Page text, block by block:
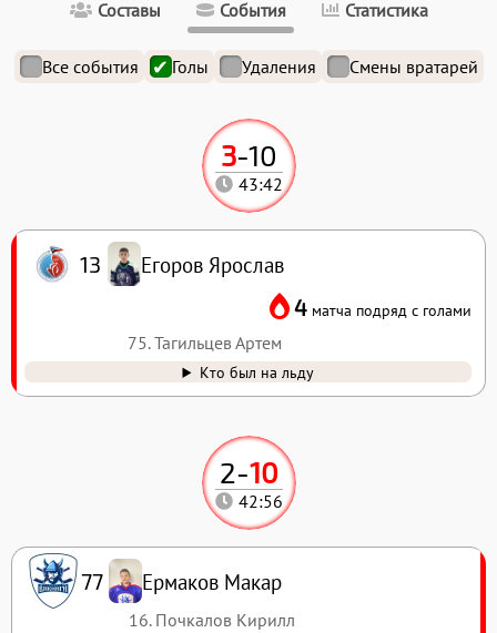
Составы События Статистика
Все события Голы Удаления Смены вратарей
2-10
42:56
77 Ермаков Макар
16. Почкалов Кирилл
3-10
43:42
13 Егоров Ярослав
4 матча подряд с голами
75. Тагильцев Артем
Кто был на льду